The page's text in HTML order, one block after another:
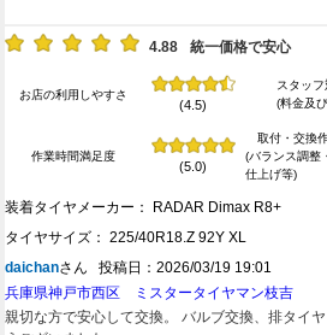
4.88 統一価格で安心
お店の利用しやすさ
(4.5)
スタッ
(料金及
作業時間満足度
(5.0)
取付・交換
(バランス調整
仕上げ等)
装着タイヤメーカー： RADAR Dimax R8+
タイヤサイズ： 225/40R18.Z 92Y XL
daichanさん 投稿日：2026/03/19 19:01
兵庫県神戸市西区 ミスタータイヤマン枝吉
親切な方で安心して交換。 バルブ交換、排タイ